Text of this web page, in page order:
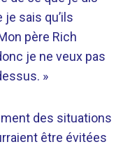
sais qu’ils
père Rich
je ne veux pas
»
des situations
être évitées